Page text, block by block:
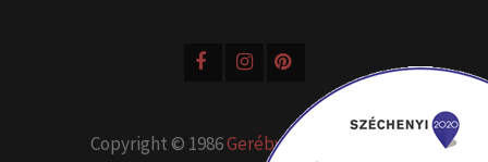
Copyright © 1986Geréby Kúria Hotel és